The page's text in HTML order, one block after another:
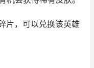
片，可以兑换该英雄